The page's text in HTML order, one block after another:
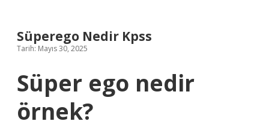
Süperego Nedir Kpss
Tarih: Mayıs 30, 2025
Süper ego nedir
örnek?